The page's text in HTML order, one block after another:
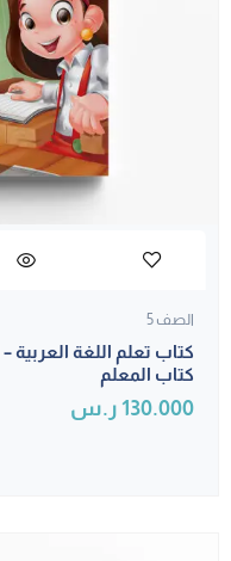
الصف 5
كتاب تعلم اللغة
كتاب المعلم
130.000 ر.س